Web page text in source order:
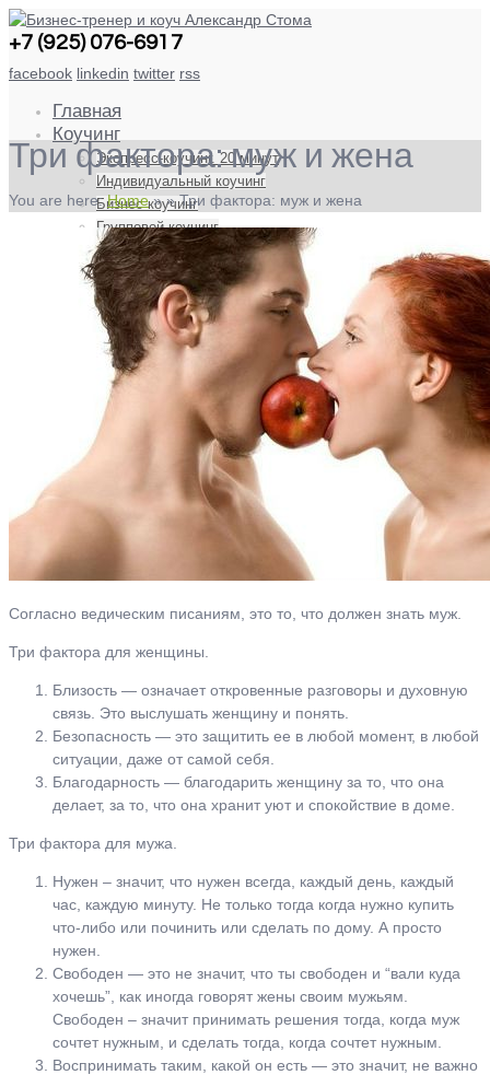
+7 (925) 076-6917
facebook linkedin twitter rss
Главная
Коучинг
Экспресс-коучинг. 20 минут
Индивидуальный коучинг
Бизнес коучинг
Групповой коучинг
Консалтинг
Аудит и повышение продаж в бизнесе
Материалы
Портфолио
Контакты
Три фактора: муж и жена
You are here:Home » »Три фактора: муж и жена
Согласно ведическим писаниям, это то, что должен знать муж.
Три фактора для женщины.
Близость — означает откровенные разговоры и духовную
связь. Это выслушать женщину и понять.
Безопасность — это защитить ее в любой момент, в любой
ситуации, даже от самой себя.
Благодарность — благодарить женщину за то, что она
делает, за то, что она хранит уют и спокойствие в доме.
Три фактора для мужа.
Нужен – значит, что нужен всегда, каждый день, каждый
час, каждую минуту. Не только тогда когда нужно купить
что-либо или починить или сделать по дому. А просто
нужен.
Свободен — это не значит, что ты свободен и “вали куда
хочешь”, как иногда говорят жены своим мужьям.
Свободен – значит принимать решения тогда, когда муж
сочтет нужным, и сделать тогда, когда сочтет нужным.
Воспринимать таким, какой он есть — это значит, не важно